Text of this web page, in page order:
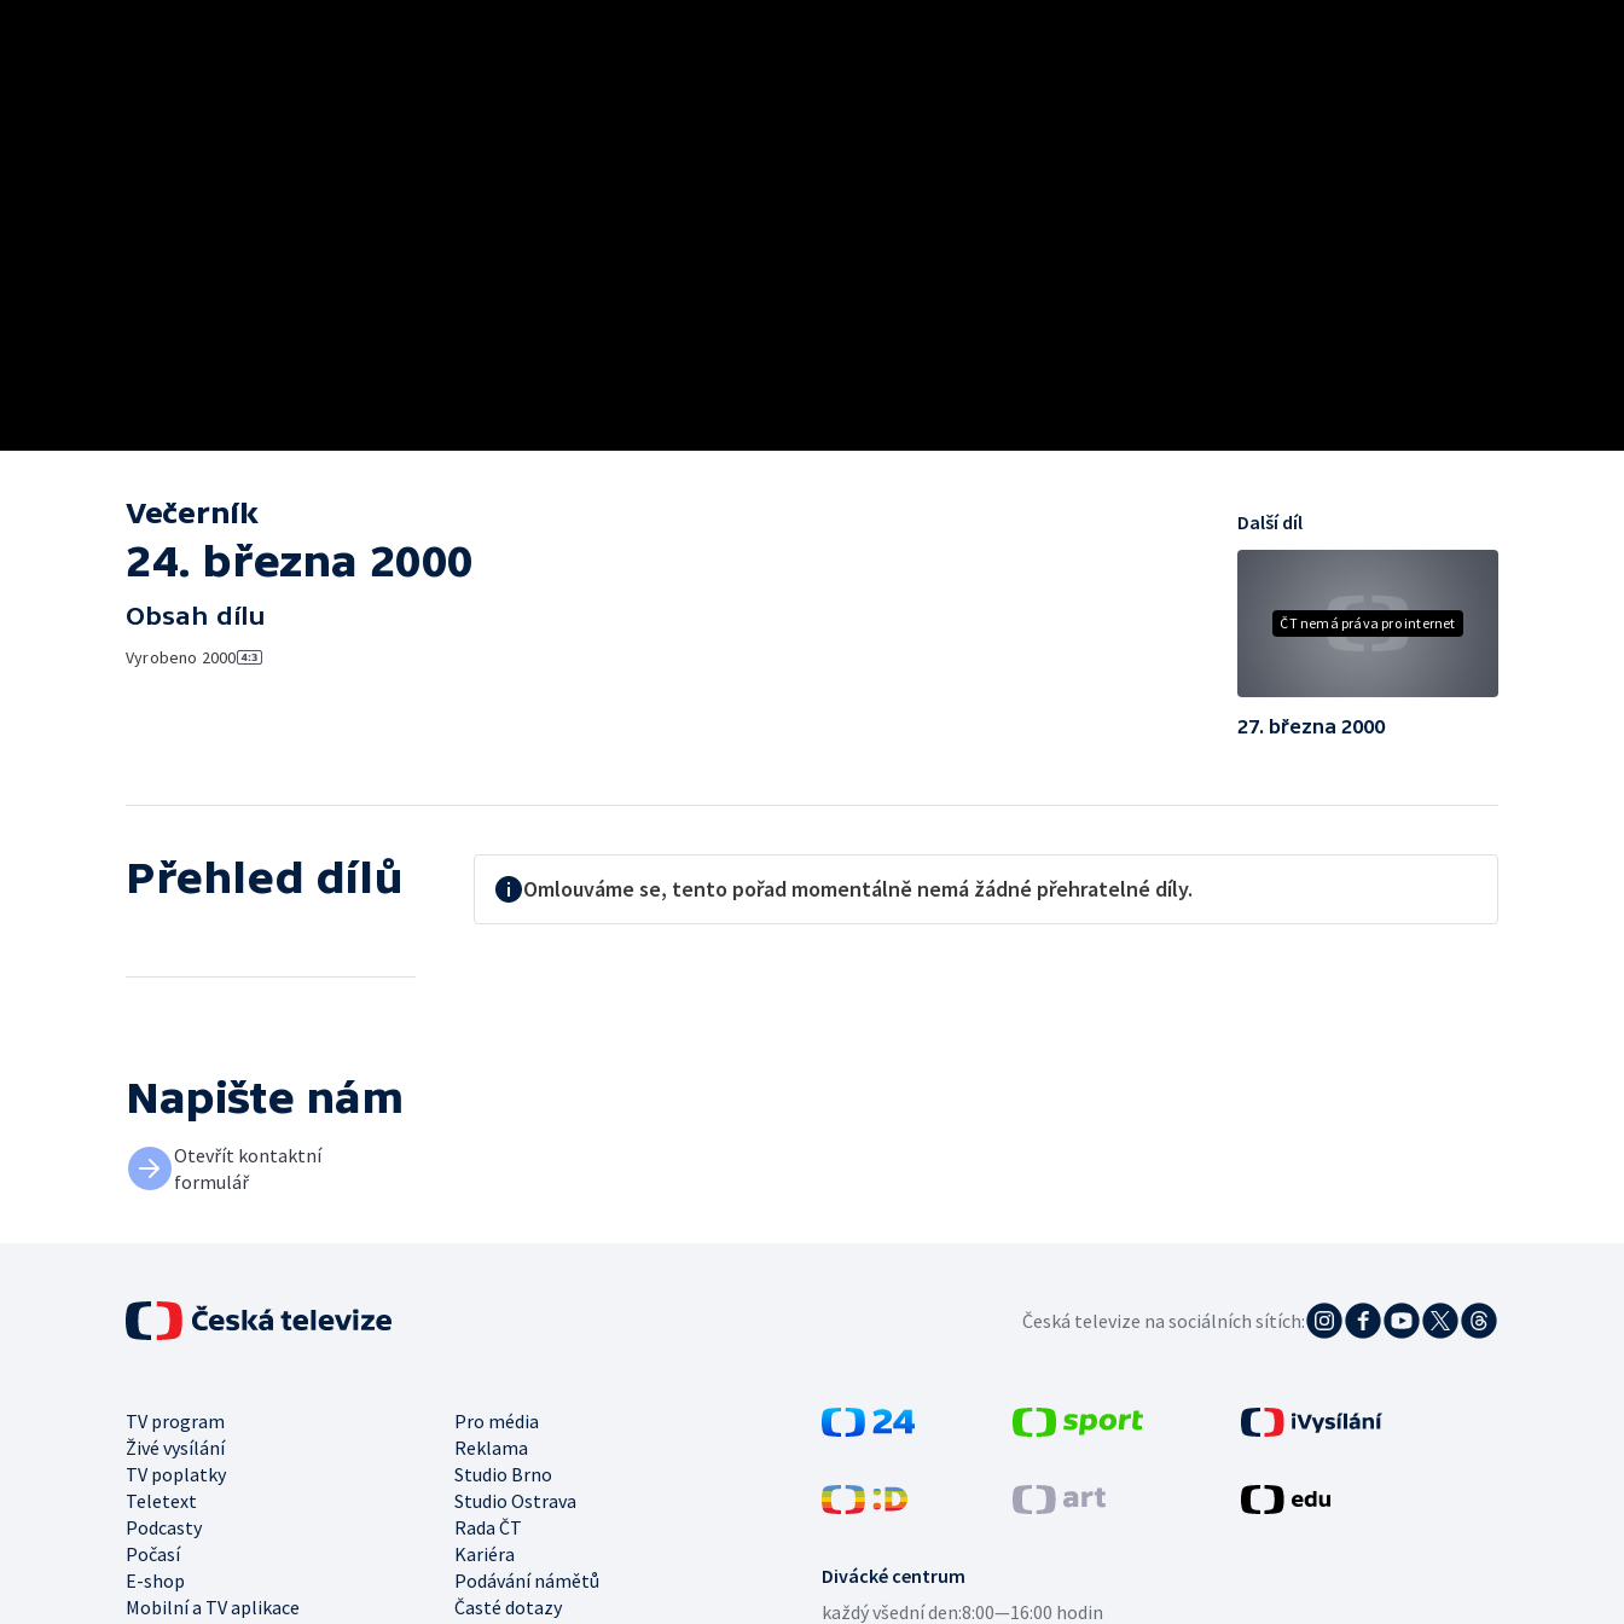
Večerník
24. března 2000
Obsah dílu
Vyrobeno 2000
ČT nemá práva pro internet
Další díl
27. března 2000
Přehled dílů Omlouváme se, tento pořad momentálně nemá žádné přehratelné díly.
Napište nám
Otevřít kontaktní
formulář
Divácké centrum
každý všední den:8:00—16:00 hodin
TV program
Pro média
Živé vysílání
Reklama
TV poplatky
Studio Brno
Teletext
Studio Ostrava
Podcasty
Rada ČT
Počasí
Kariéra
E-shop
Podávání námětů
Mobilní a TV aplikace
Časté dotazy
Česká televize na sociálních sítích: